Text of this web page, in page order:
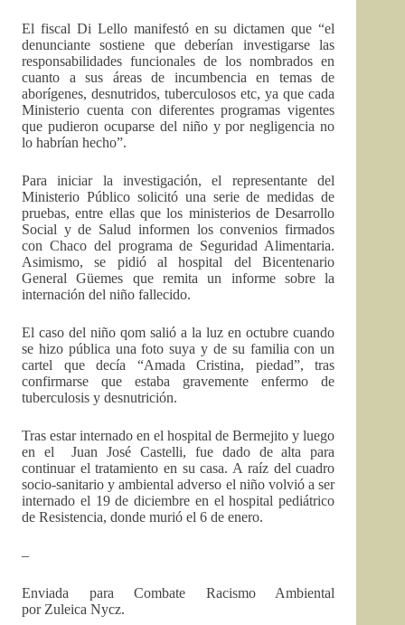
El fiscal Di Lello manifestó en su dictamen que “el
denunciante sostiene que deberían investigarse las
responsabilidades funcionales de los nombrados en
cuanto a sus áreas de incumbencia en temas de
aborígenes, desnutridos, tuberculosos etc, ya que cada
Ministerio cuenta con diferentes programas vigentes
que pudieron ocuparse del niño y por negligencia no
lo habrían hecho”.
Para iniciar la investigación, el representante del
Ministerio Público solicitó una serie de medidas de
pruebas, entre ellas que los ministerios de Desarrollo
Social y de Salud informen los convenios firmados
con Chaco del programa de Seguridad Alimentaria.
Asimismo, se pidió al hospital del Bicentenario
General Güemes que remita un informe sobre la
internación del niño fallecido.
El caso del niño qom salió a la luz en octubre cuando
se hizo pública una foto suya y de su familia con un
cartel que decía “Amada Cristina, piedad”, tras
confirmarse que estaba gravemente enfermo de
tuberculosis y desnutrición.
Tras estar internado en el hospital de Bermejito y luego
en el Juan José Castelli, fue dado de alta para
continuar el tratamiento en su casa. A raíz del cuadro
socio-sanitario y ambiental adverso el niño volvió a ser
internado el 19 de diciembre en el hospital pediátrico
de Resistencia, donde murió el 6 de enero.
–
Enviada para Combate Racismo Ambiental
por Zuleica Nycz.